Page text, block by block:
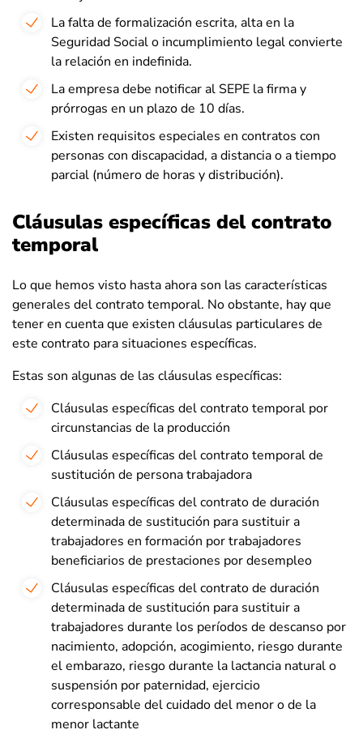
La falta de formalización escrita, alta en la
Seguridad Social o incumplimiento legal convierte
la relación en indefinida.
La empresa debe notificar al SEPE la firma y
prórrogas en un plazo de 10 días.
Existen requisitos especiales en contratos con
personas con discapacidad, a distancia o a tiempo
parcial (número de horas y distribución).
Cláusulas específicas del contrato
temporal
Lo que hemos visto hasta ahora son las características
generales del contrato temporal. No obstante, hay que
tener en cuenta que existen cláusulas particulares de
este contrato para situaciones específicas.
Estas son algunas de las cláusulas específicas:
Cláusulas específicas del contrato temporal por
circunstancias de la producción
Cláusulas específicas del contrato temporal de
sustitución de persona trabajadora
Cláusulas específicas del contrato de duración
determinada de sustitución para sustituir a
trabajadores en formación por trabajadores
beneficiarios de prestaciones por desempleo
Cláusulas específicas del contrato de duración
determinada de sustitución para sustituir a
trabajadores durante los períodos de descanso por
nacimiento, adopción, acogimiento, riesgo durante
el embarazo, riesgo durante la lactancia natural o
suspensión por paternidad, ejercicio
corresponsable del cuidado del menor o de la
menor lactante